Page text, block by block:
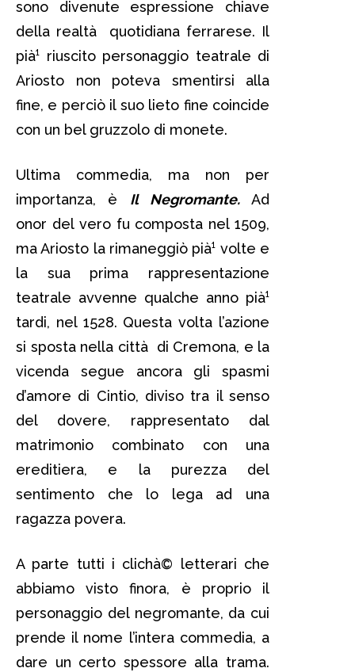
sono divenute espressione chiave
della realtà quotidiana ferrarese. Il
pià¹ riuscito personaggio teatrale di
Ariosto non poteva smentirsi alla
fine, e perciò il suo lieto fine coincide
con un bel gruzzolo di monete.
Ultima commedia, ma non per
importanza, è Il Negromante. Ad
onor del vero fu composta nel 1509,
ma Ariosto la rimaneggiò pià¹ volte e
la sua prima rappresentazione
teatrale avvenne qualche anno pià¹
tardi, nel 1528. Questa volta l’azione
si sposta nella città di Cremona, e la
vicenda segue ancora gli spasmi
d’amore di Cintio, diviso tra il senso
del dovere, rappresentato dal
matrimonio combinato con una
ereditiera, e la purezza del
sentimento che lo lega ad una
ragazza povera.
A parte tutti i clichà© letterari che
abbiamo visto finora, è proprio il
personaggio del negromante, da cui
prende il nome l’intera commedia, a
dare un certo spessore alla trama.